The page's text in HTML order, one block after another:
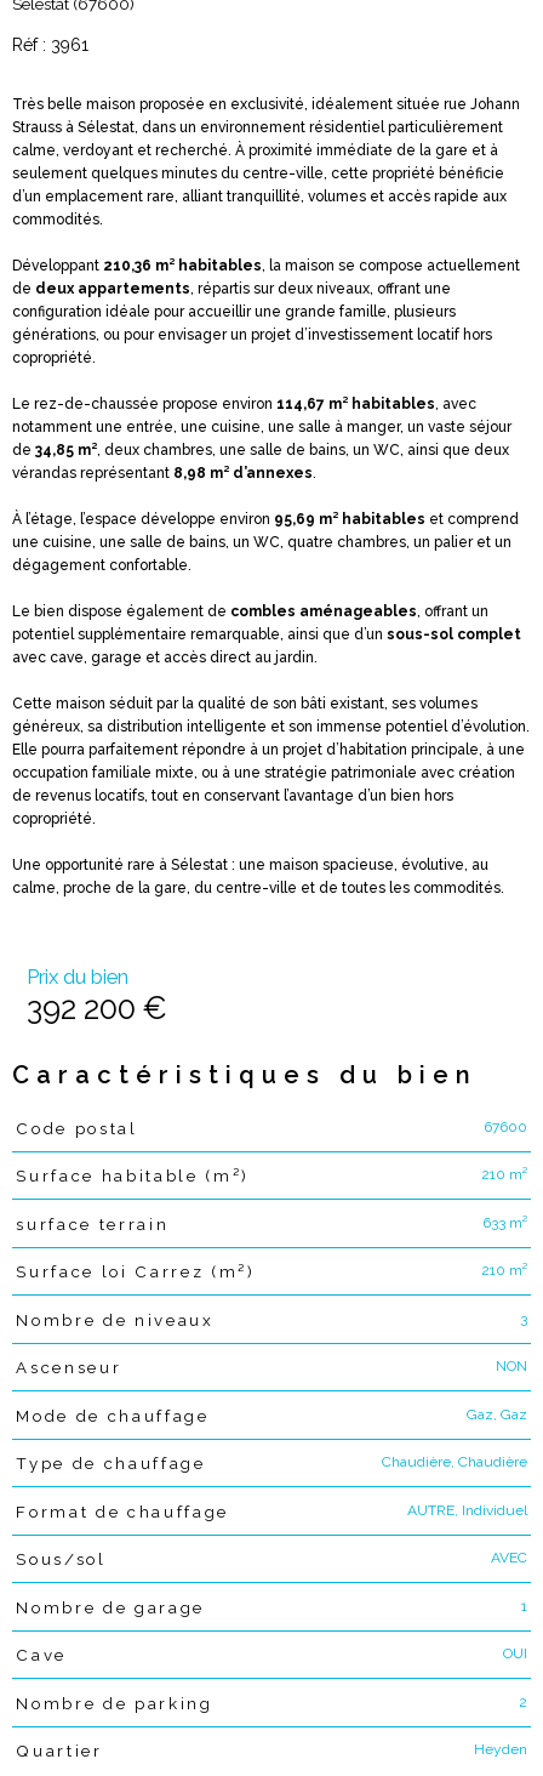
Réf : 3961
Très belle maison proposée en exclusivité, idéalement située rue Johann
Strauss à Sélestat, dans un environnement résidentiel particulièrement
calme, verdoyant et recherché. À proximité immédiate de la gare et à
seulement quelques minutes du centre-ville, cette propriété bénéficie
d’un emplacement rare, alliant tranquillité, volumes et accès rapide aux
commodités.
Développant 210,36 m² habitables, la maison se compose actuellement
de deux appartements, répartis sur deux niveaux, offrant une
configuration idéale pour accueillir une grande famille, plusieurs
générations, ou pour envisager un projet d’investissement locatif hors
copropriété.
Le rez-de-chaussée propose environ 114,67 m² habitables, avec
notamment une entrée, une cuisine, une salle à manger, un vaste séjour
de 34,85 m², deux chambres, une salle de bains, un WC, ainsi que deux
vérandas représentant 8,98 m² d’annexes.
À l’étage, l’espace développe environ 95,69 m² habitables et comprend
une cuisine, une salle de bains, un WC, quatre chambres, un palier et un
dégagement confortable.
Le bien dispose également de combles aménageables, offrant un
potentiel supplémentaire remarquable, ainsi que d’un sous-sol complet
avec cave, garage et accès direct au jardin.
Cette maison séduit par la qualité de son bâti existant, ses volumes
généreux, sa distribution intelligente et son immense potentiel d’évolution.
Elle pourra parfaitement répondre à un projet d’habitation principale, à une
occupation familiale mixte, ou à une stratégie patrimoniale avec création
de revenus locatifs, tout en conservant l’avantage d’un bien hors
copropriété.
Une opportunité rare à Sélestat : une maison spacieuse, évolutive, au
calme, proche de la gare, du centre-ville et de toutes les commodités.
Prix du bien
392 200 €
Caractéristiques du bien
Caractéristiques
Code postal 67600
Surface habitable (m²) 210 m²
surface terrain 633 m²
Surface loi Carrez (m²) 210 m²
Nombre de niveaux 3
Ascenseur NON
Mode de chauffage Gaz, Gaz
Type de chauffage Chaudière, Chaudière
Format de chauffage AUTRE, Individuel
Sous/sol AVEC
Nombre de garage 1
Cave OUI
Nombre de parking 2
Quartier Heyden